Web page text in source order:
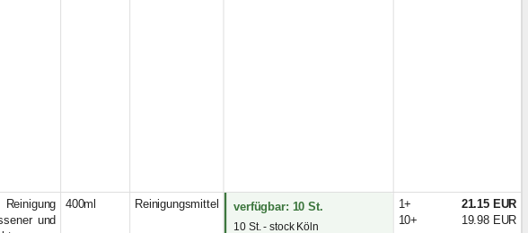
und
400ml Reinigungsmittel verfügbar: 10 St.
10 St. - stock Köln
1+ 21.15 EUR
10+ 19.98 EUR